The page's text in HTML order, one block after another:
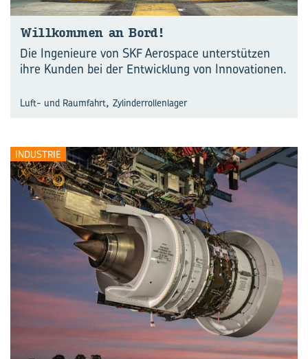
Will­kom­men an Bord!
Die Ingenieure von SKF Aerospace unterstützen
ihre Kunden bei der Entwicklung von Innovationen.
Luft- und Raumfahrt, Zylinderrollenlager
INDUSTRIE